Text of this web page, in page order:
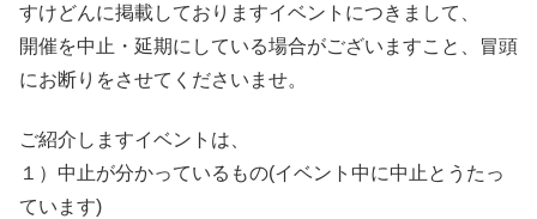
すけどんに掲載しておりますイベントにつきまして、
開催を中止・延期にしている場合がございますこと、冒頭
にお断りをさせてくださいませ。
ご紹介しますイベントは、
１）中止が分かっているもの(イベント中に中止とうたっ
ています)